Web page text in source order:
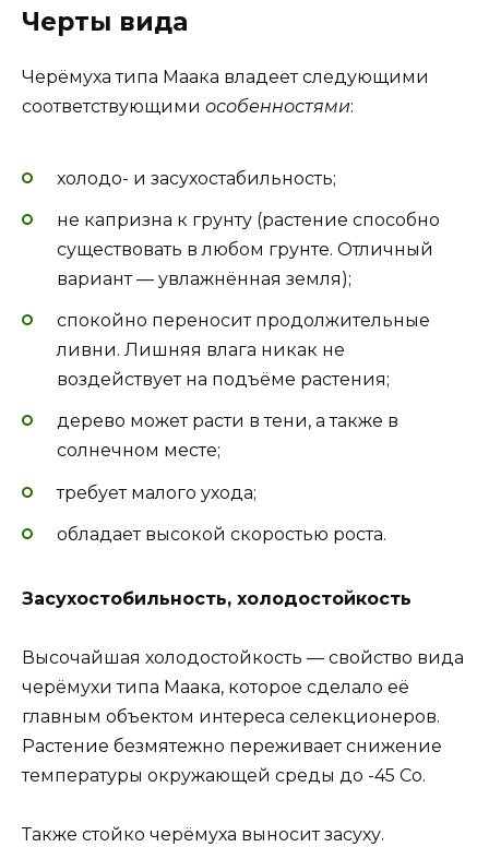
Черты вида
Черёмуха типа Маака владеет следующими
соответствующими особенностями:
холодо- и засухостабильность;
не капризна к грунту (растение способно
существовать в любом грунте. Отличный
вариант — увлажнённая земля);
спокойно переносит продолжительные
ливни. Лишняя влага никак не
воздействует на подъёме растения;
дерево может расти в тени, а также в
солнечном месте;
требует малого ухода;
обладает высокой скоростью роста.
Засухостобильность, холодостойкость
Высочайшая холодостойкость — свойство вида
черёмухи типа Маака, которое сделало её
главным объектом интереса селекционеров.
Растение безмятежно переживает снижение
температуры окружающей среды до -45 Со.
Также стойко черёмуха выносит засуху.